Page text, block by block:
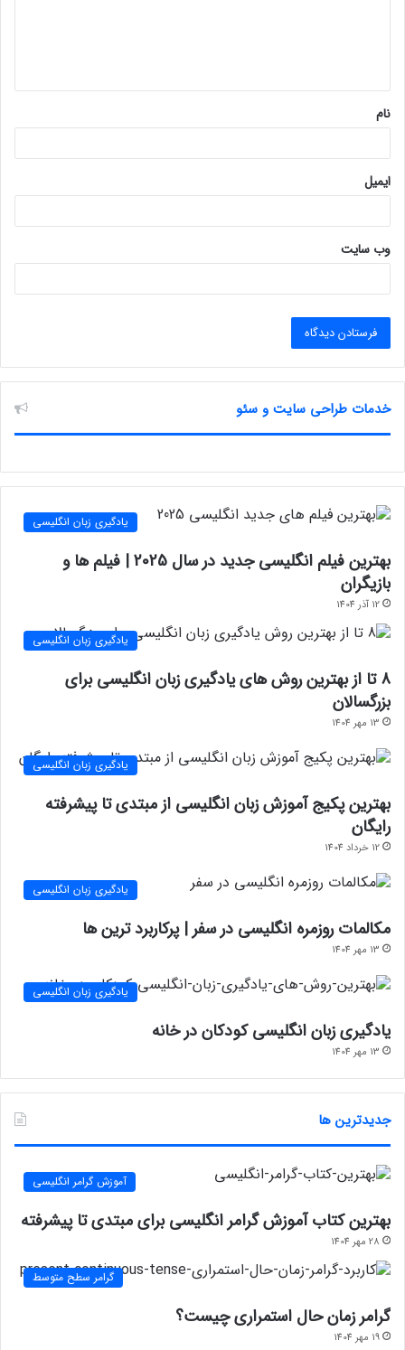
*
نام
ایمیل
وب‌ سایت
خدمات طراحی سایت و سئو
یادگیری زبان انگلیسی
بهترین فیلم انگلیسی جدید در سال 2025 | فیلم ها و
بازیگران
12 آذر 1404
یادگیری زبان انگلیسی
8 تا از بهترین روش های یادگیری زبان انگلیسی برای
بزرگسالان
13 مهر 1404
یادگیری زبان انگلیسی
بهترین پکیج آموزش زبان انگلیسی از مبتدی تا پیشرفته
رایگان
12 خرداد 1404
یادگیری زبان انگلیسی
مکالمات روزمره انگلیسی در سفر | پرکاربرد ترین ها
13 مهر 1404
یادگیری زبان انگلیسی
یادگیری زبان انگلیسی کودکان در خانه
13 مهر 1404
جدیدترین ها
آموزش گرامر انگلیسی
بهترین کتاب آموزش گرامر انگلیسی برای مبتدی تا پیشرفته
28 مهر 1404
گرامر سطح متوسط
گرامر زمان حال استمراری چیست؟
19 مهر 1404